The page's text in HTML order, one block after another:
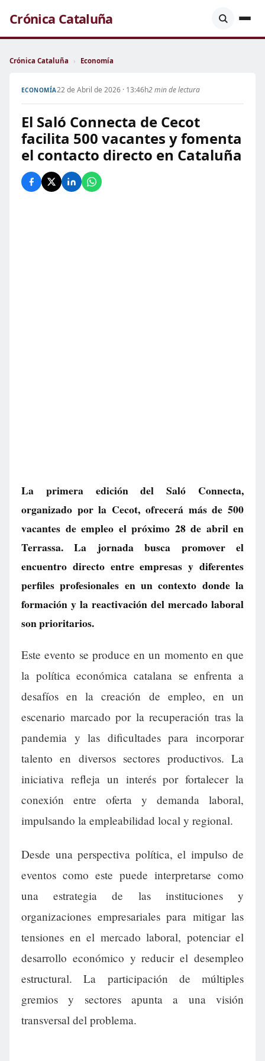
Crónica Cataluña
Crónica Cataluña › Economía
ECONOMÍA22 de Abril de 2026 · 13:46h2 min de lectura
El Saló Connecta de Cecot
facilita 500 vacantes y fomenta
el contacto directo en Cataluña
La primera edición del Saló Connecta,
organizado por la Cecot, ofrecerá más de 500
vacantes de empleo el próximo 28 de abril en
Terrassa. La jornada busca promover el
encuentro directo entre empresas y diferentes
perfiles profesionales en un contexto donde la
formación y la reactivación del mercado laboral
son prioritarios.
Este evento se produce en un momento en que
la política económica catalana se enfrenta a
desafíos en la creación de empleo, en un
escenario marcado por la recuperación tras la
pandemia y las dificultades para incorporar
talento en diversos sectores productivos. La
iniciativa refleja un interés por fortalecer la
conexión entre oferta y demanda laboral,
impulsando la empleabilidad local y regional.
Desde una perspectiva política, el impulso de
eventos como este puede interpretarse como
una estrategia de las instituciones y
organizaciones empresariales para mitigar las
tensiones en el mercado laboral, potenciar el
desarrollo económico y reducir el desempleo
estructural. La participación de múltiples
gremios y sectores apunta a una visión
transversal del problema.